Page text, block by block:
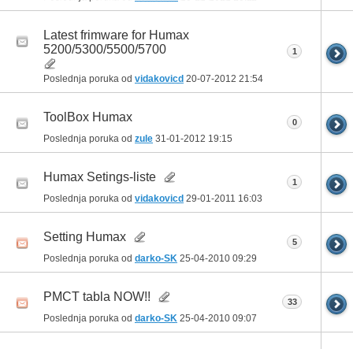
Latest frimware for Humax
5200/5300/5500/5700
Poslednja poruka od vidakovicd 20-07-2012 21:54
1
ToolBox Humax
Poslednja poruka od zule 31-01-2012 19:15
0
Humax Setings-liste
Poslednja poruka od vidakovicd 29-01-2011 16:03
1
Setting Humax
Poslednja poruka od darko-SK 25-04-2010 09:29
5
PMCT tabla NOW!!
Poslednja poruka od darko-SK 25-04-2010 09:07
33